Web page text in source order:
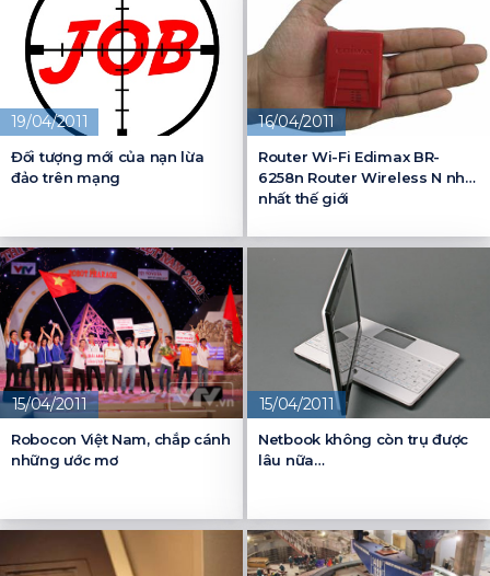
19/04/2011
Đối tượng mới của nạn lừa
đảo trên mạng
16/04/2011
Router Wi-Fi Edimax BR-
6258n Router Wireless N nhỏ
nhất thế giới
15/04/2011
Robocon Việt Nam, chắp cánh
những ước mơ
15/04/2011
Netbook không còn trụ được
lâu nữa…